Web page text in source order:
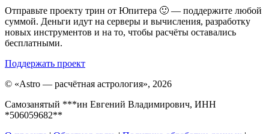
Отправьте проекту трин от Юпитера 🙂 — поддержите любой
суммой. Деньги идут на серверы и вычисления, разработку
новых инструментов и на то, чтобы расчёты оставались
бесплатными.
Поддержать проект
© «Astro — расчётная астрология», 2026
Самозанятый ***ин Евгений Владимирович, ИНН
*506059682**